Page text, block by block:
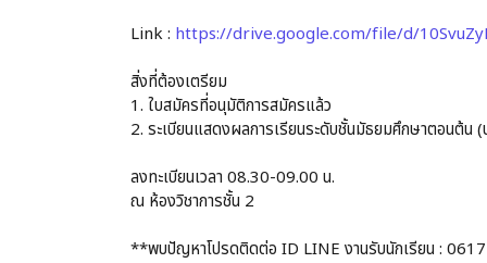
Link : https://drive.google.com/file/d/
สิ่งที่ต้องเตรียม
1. ใบสมัครที่อนุมัติการสมัครแล้ว
2. ระเบียนแสดงผลการเรียนระดับชั้นมัธยมศึกษาตอนต้น
ลงทะเบียนเวลา 08.30-09.00 น.
ณ ห้องวิชาการชั้น 2
**พบปัญหาโปรดติดต่อ ID LINE งานรับนักเรียน :